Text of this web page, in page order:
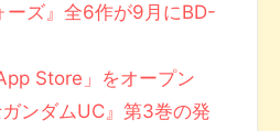
ーズ』全6作が9月にBD-
Store」をオープン
ンダムUC』第3巻の発